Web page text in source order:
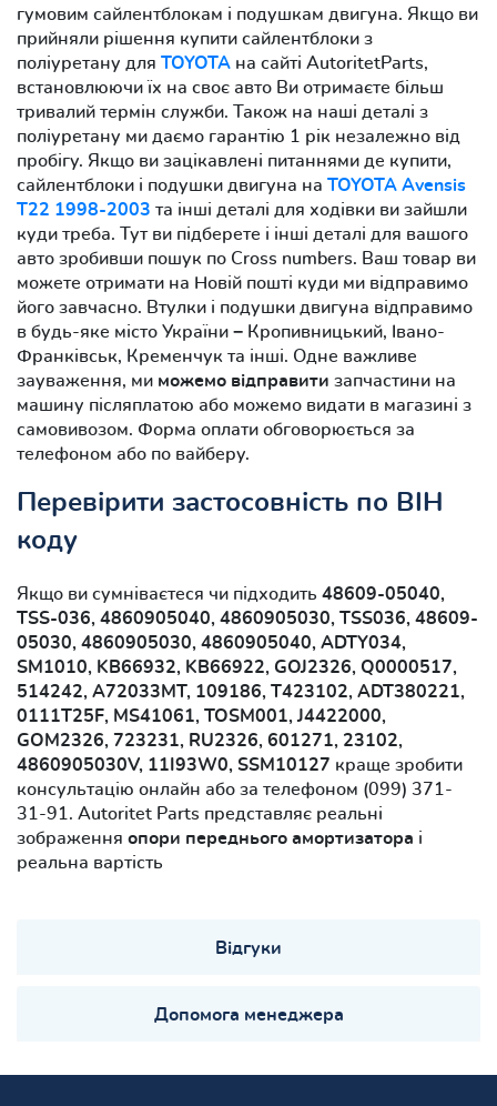
гумовим сайлентблокам і подушкам двигуна. Якщо ви
прийняли рішення купити сайлентблоки з
поліуретану для TOYOTA на сайті AutoritetParts,
встановлюючи їх на своє авто Ви отримаєте більш
тривалий термін служби. Також на наші деталі з
поліуретану ми даємо гарантію 1 рік незалежно від
пробігу. Якщо ви зацікавлені питаннями де купити,
сайлентблоки і подушки двигуна на TOYOTA Avensis
T22 1998-2003 та інші деталі для ходівки ви зайшли
куди треба. Тут ви підберете і інші деталі для вашого
авто зробивши пошук по Cross numbers. Ваш товар ви
можете отримати на Новій пошті куди ми відправимо
його завчасно. Втулки і подушки двигуна відправимо
в будь-яке місто України − Кропивницький, Івано-
Франківськ, Кременчук та інші. Одне важливе
зауваження, ми можемо відправити запчастини на
машину післяплатою або можемо видати в магазині з
самовивозом. Форма оплати обговорюється за
телефоном або по вайберу.
Перевірити застосовність по ВІН
коду
Якщо ви сумніваєтеся чи підходить 48609-05040,
TSS-036, 4860905040, 4860905030, TSS036, 48609-
05030, 4860905030, 4860905040, ADTY034,
SM1010, KB66932, KB66922, GOJ2326, Q0000517,
514242, A72033MT, 109186, T423102, ADT380221,
0111T25F, MS41061, TOSM001, J4422000,
GOM2326, 723231, RU2326, 601271, 23102,
4860905030V, 11I93W0, SSM10127 краще зробити
консультацію онлайн або за телефоном (099) 371-
31-91. Autoritet Parts представляє реальні
зображення опори переднього амортизатора і
реальна вартість
Відгуки
Допомога менеджера